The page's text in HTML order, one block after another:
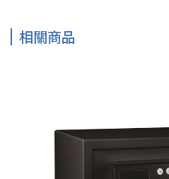
相關商品